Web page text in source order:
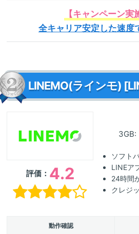
【キャンペーン実
全キャリア安定した速度
LINEMO(ラインモ)
評価： 4.2
3GB:
ソフト
LINEア
24時間
クレジ
動作確認